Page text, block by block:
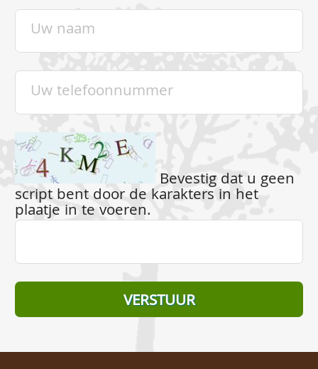
Bevestig dat u geen
script bent door de karakters in het
plaatje in te voeren.